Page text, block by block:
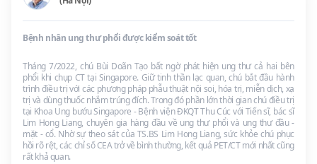
Bệnh nhân ung thư phổi được kiểm soát tốt
Tháng 7/2022, chú Bùi Doãn Tạo bất ngờ phát hiện ung thư cả hai bên
phổi khi chụp CT tại Singapore. Giữ tinh thần lạc quan, chú bắt đầu hành
trình điều trị với các phương pháp phẫu thuật nội soi, hóa trị, miễn dịch, xạ
trị và dùng thuốc nhắm trúng đích. Trong đó phần lớn thời gian chú điều trị
tại Khoa Ung bướu Singapore - Bệnh viện ĐKQT Thu Cúc với Tiến sĩ, bác sĩ
Lim Hong Liang, chuyên gia hàng đầu về ung thư phổi và ung thư đầu -
mặt - cổ. Nhờ sự theo sát của TS.BS Lim Hong Liang, sức khỏe chú phục
hồi rõ rệt, các chỉ số CEA trở về bình thường, kết quả PET/CT mới nhất cũng
rất khả quan.